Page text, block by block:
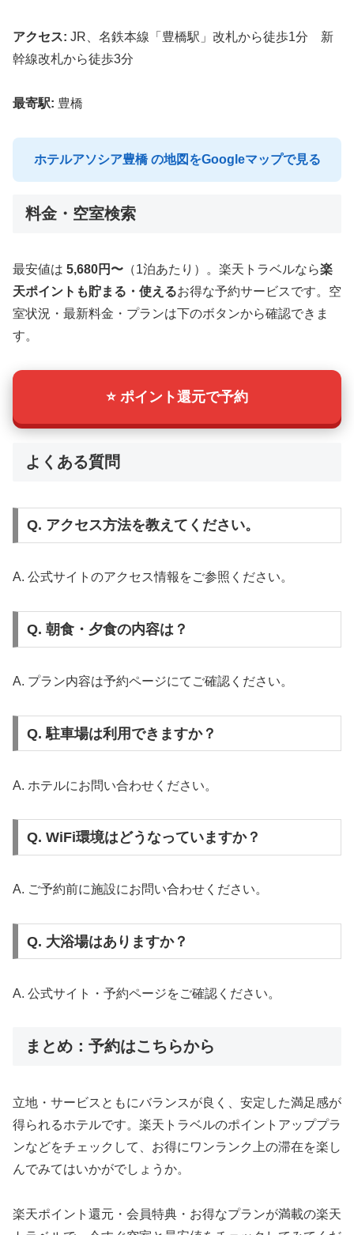
アクセス: JR、名鉄本線「豊橋駅」改札から徒歩1分 新
幹線改札から徒歩3分
最寄駅: 豊橋
ホテルアソシア豊橋 の地図をGoogleマップで見る
料金・空室検索
最安値は 5,680円〜 （1泊あたり）。楽天トラベルなら楽
天ポイントも貯まる・使えるお得な予約サービスです。空
室状況・最新料金・プランは下のボタンから確認できま
す。
⭐ ポイント還元で予約
よくある質問
Q. アクセス方法を教えてください。
A. 公式サイトのアクセス情報をご参照ください。
Q. 朝食・夕食の内容は？
A. プラン内容は予約ページにてご確認ください。
Q. 駐車場は利用できますか？
A. ホテルにお問い合わせください。
Q. WiFi環境はどうなっていますか？
A. ご予約前に施設にお問い合わせください。
Q. 大浴場はありますか？
A. 公式サイト・予約ページをご確認ください。
まとめ：予約はこちらから
立地・サービスともにバランスが良く、安定した満足感が
得られるホテルです。楽天トラベルのポイントアッププラ
ンなどをチェックして、お得にワンランク上の滞在を楽し
んでみてはいかがでしょうか。
楽天ポイント還元・会員特典・お得なプランが満載の楽天